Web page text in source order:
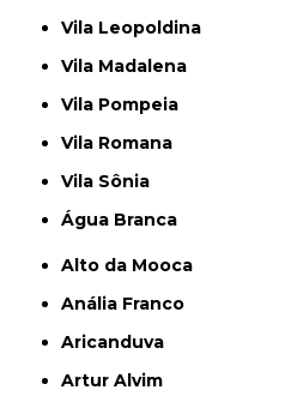
Vila Leopoldina
Vila Madalena
Vila Pompeia
Vila Romana
Vila Sônia
Água Branca
Alto da Mooca
Anália Franco
Aricanduva
Artur Alvim